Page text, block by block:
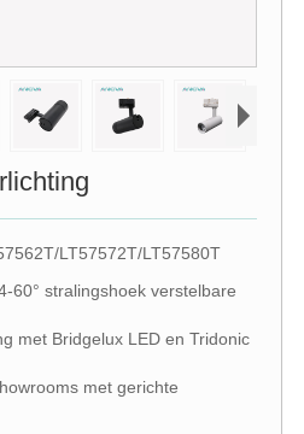
LT57572T/LT57580T
60° stralingshoek verstelbare
met Bridgelux LED en Tridonic
met gerichte